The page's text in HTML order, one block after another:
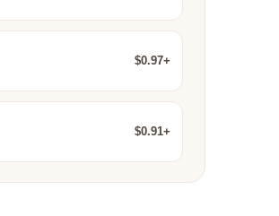
$0.97+
$0.91+